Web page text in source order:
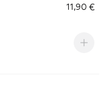
11,90 €